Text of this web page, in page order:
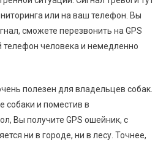
или на ваш телефон. Вы
сможете перезвонить на GPS
телефон человека и немедленно
полезен для владельцев собак.
собаки и поместив в
Вы получите GPS ошейник, с
ни в городе, ни в лесу. Точнее,